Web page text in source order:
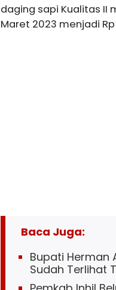
daging sapi Kualitas II
Maret 2023 menjadi
Baca Juga:
Bupati Herman
Sudah Terlihat